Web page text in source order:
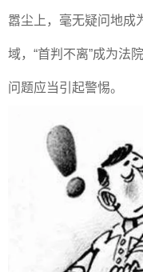
嚣尘上，毫无疑问地成
域，“首判不离”成为法
问题应当引起警惕。